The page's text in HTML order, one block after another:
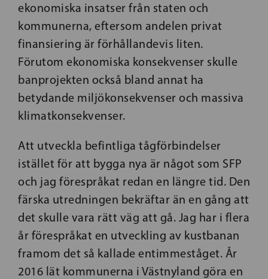
ekonomiska insatser från staten och
kommunerna, eftersom andelen privat
finansiering är förhållandevis liten.
Förutom ekonomiska konsekvenser skulle
banprojekten också bland annat ha
betydande miljökonsekvenser och massiva
klimatkonsekvenser.
Att utveckla befintliga tågförbindelser
istället för att bygga nya är något som SFP
och jag förespråkat redan en längre tid. Den
färska utredningen bekräftar än en gång att
det skulle vara rätt väg att gå. Jag har i flera
år förespråkat en utveckling av kustbanan
framom det så kallade entimmeståget. År
2016 lät kommunerna i Västnyland göra en